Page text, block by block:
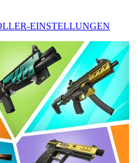
EINSTELLUNGEN